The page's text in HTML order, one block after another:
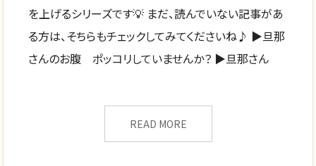
を上げるシリーズです💡 まだ、読んでいない記事があ
る方は、そちらもチェックしてみてくださいね♪ ▶旦那
さんのお腹 ポッコリしていませんか？ ▶旦那さん
READ MORE